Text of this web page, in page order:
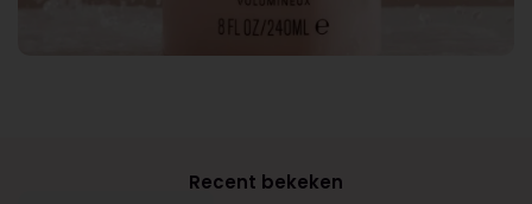
Recent bekeken